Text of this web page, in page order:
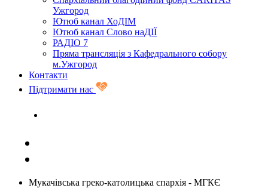
Ужгород
Ютюб канал ХоДІМ
Ютюб канал Слово наДІЇ
РАДІО 7
Пряма трансляція з Кафедрального собору
м.Ужгород
Контакти
Підтримати нас
Мукачівська греко-католицька єпархія - МГКЄ